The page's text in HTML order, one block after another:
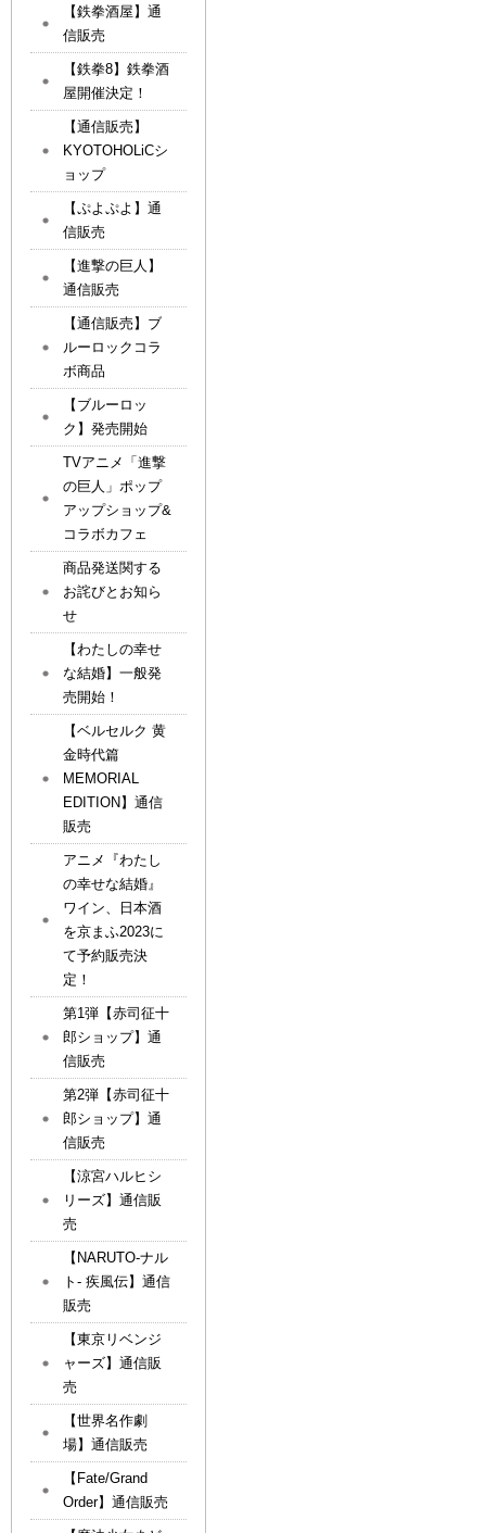
【鉄拳酒屋】通
信販売
【鉄拳8】鉄拳酒
屋開催決定！
【通信販売】
KYOTOHOLiCシ
ョップ
【ぷよぷよ】通
信販売
【進撃の巨人】
通信販売
【通信販売】ブ
ルーロックコラ
ボ商品
【ブルーロッ
ク】発売開始
TVアニメ「進撃
の巨人」ポップ
アップショップ&
コラボカフェ
商品発送関する
お詫びとお知ら
せ
【わたしの幸せ
な結婚】一般発
売開始！
【ベルセルク 黄
金時代篇
MEMORIAL
EDITION】通信
販売
アニメ『わたし
の幸せな結婚』
ワイン、日本酒
を京まふ2023に
て予約販売決
定！
第1弾【赤司征十
郎ショップ】通
信販売
第2弾【赤司征十
郎ショップ】通
信販売
【涼宮ハルヒシ
リーズ】通信販
売
【NARUTO-ナル
ト- 疾風伝】通信
販売
【東京リベンジ
ャーズ】通信販
売
【世界名作劇
場】通信販売
【Fate/Grand
Order】通信販売